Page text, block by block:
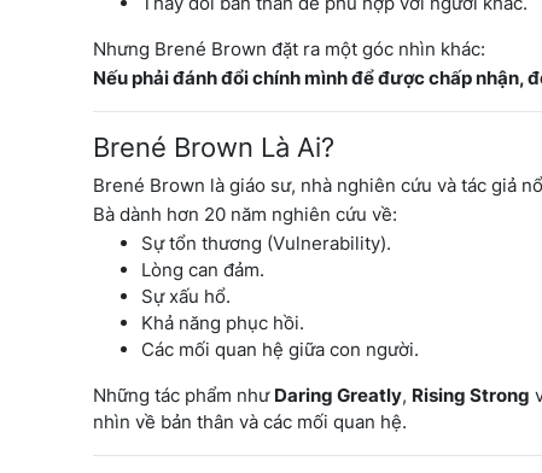
Nhưng Brené Brown đặt ra một góc nhìn khác:
Nếu phải đánh đổi chính mình để được chấp nhận,
Brené Brown Là Ai?
Brené Brown là giáo sư, nhà nghiên cứu và tác giả
Bà dành hơn 20 năm nghiên cứu về:
Sự tổn thương (Vulnerability).
Lòng can đảm.
Sự xấu hổ.
Khả năng phục hồi.
Các mối quan hệ giữa con người.
Những tác phẩm như Daring Greatly, Rising Strong
nhìn về bản thân và các mối quan hệ.